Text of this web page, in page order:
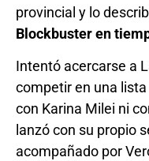
provincial y lo
Blockbuster en
Intentó acercarse a
competir en una
con Karina Milei ni
lanzó con su propio
acompañado por